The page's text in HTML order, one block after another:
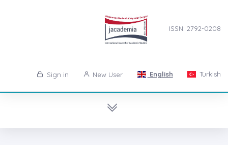
ISSN: 2792-0208
Sign in New User English Turkish